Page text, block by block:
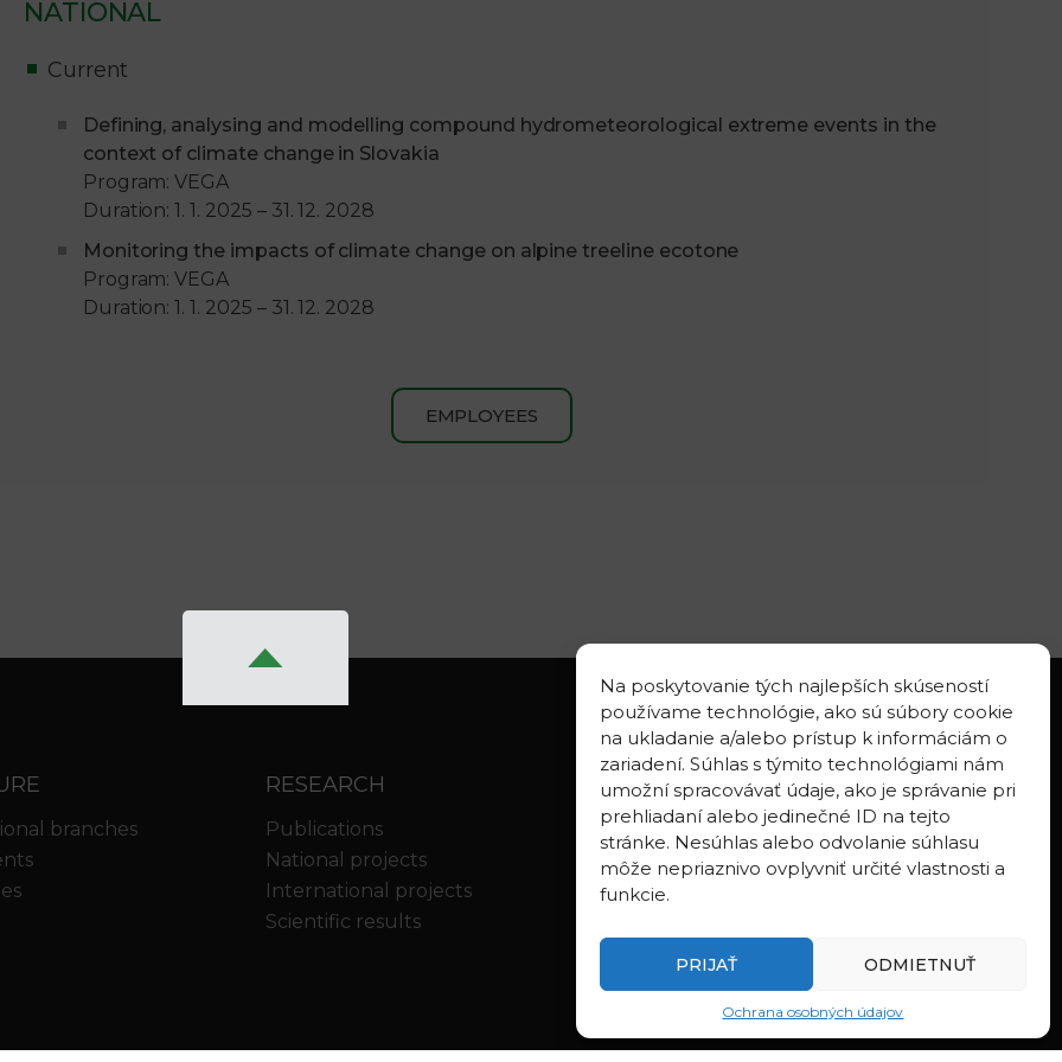
Na poskytovanie tých najlepších skúseností
používame technológie, ako sú súbory cookie
na ukladanie a/alebo prístup k informáciám o
zariadení. Súhlas s týmito technológiami nám
umožní spracovávať údaje, ako je správanie pri
prehliadaní alebo jedinečné ID na tejto
stránke. Nesúhlas alebo odvolanie súhlasu
môže nepriaznivo ovplyvniť určité vlastnosti a
funkcie.
PRIJAŤ ODMIETNUŤ
Ochrana osobných údajov
NATIONAL
Current
Defining, analysing and modelling compound hydrometeorological extreme events in the
context of climate change in Slovakia
Program: VEGA
Duration: 1. 1. 2025 – 31. 12. 2028
Monitoring the impacts of climate change on alpine treeline ecotone
Program: VEGA
Duration: 1. 1. 2025 – 31. 12. 2028
EMPLOYEES
branches
RESEARCH
Publications
National projects
International projects
Scientific results
LINKS
Geologica Carpathica
Contributions to Geophysics and
Geodesy
Webmail BB